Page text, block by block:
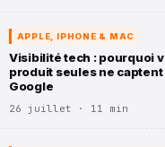
APPLE, IPHONE & MAC
Visibilité tech : pourquoi
produit seules ne
Google
26 juillet · 11 min